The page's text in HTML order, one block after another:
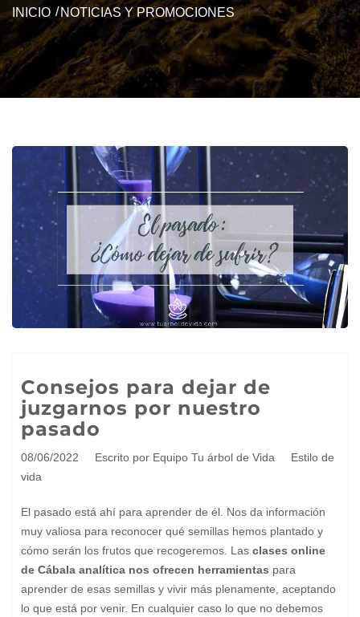
INICIO NOTICIAS Y PROMOCIONES
Consejos para dejar de
juzgarnos por nuestro
pasado
08/06/2022 Escrito por Equipo Tu árbol de Vida Estilo de
vida
El pasado está ahí para aprender de él. Nos da información
muy valiosa para reconocer qué semillas hemos plantado y
cómo serán los frutos que recogeremos. Las clases online
de Cábala analítica nos ofrecen herramientas para
aprender de esas semillas y vivir más plenamente, aceptando
lo que está por venir. En cualquier caso lo que no debemos